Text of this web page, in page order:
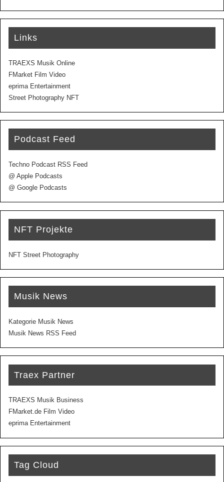
Links
TRAEXS Musik Online
FMarket Film Video
eprima Entertainment
Street Photography NFT
Podcast Feed
Techno Podcast RSS Feed
@ Apple Podcasts
@ Google Podcasts
NFT Projekte
NFT Street Photography
Musik News
Kategorie Musik News
Musik News RSS Feed
Traex Partner
TRAEXS Musik Business
FMarket.de Film Video
eprima Entertainment
Tag Cloud